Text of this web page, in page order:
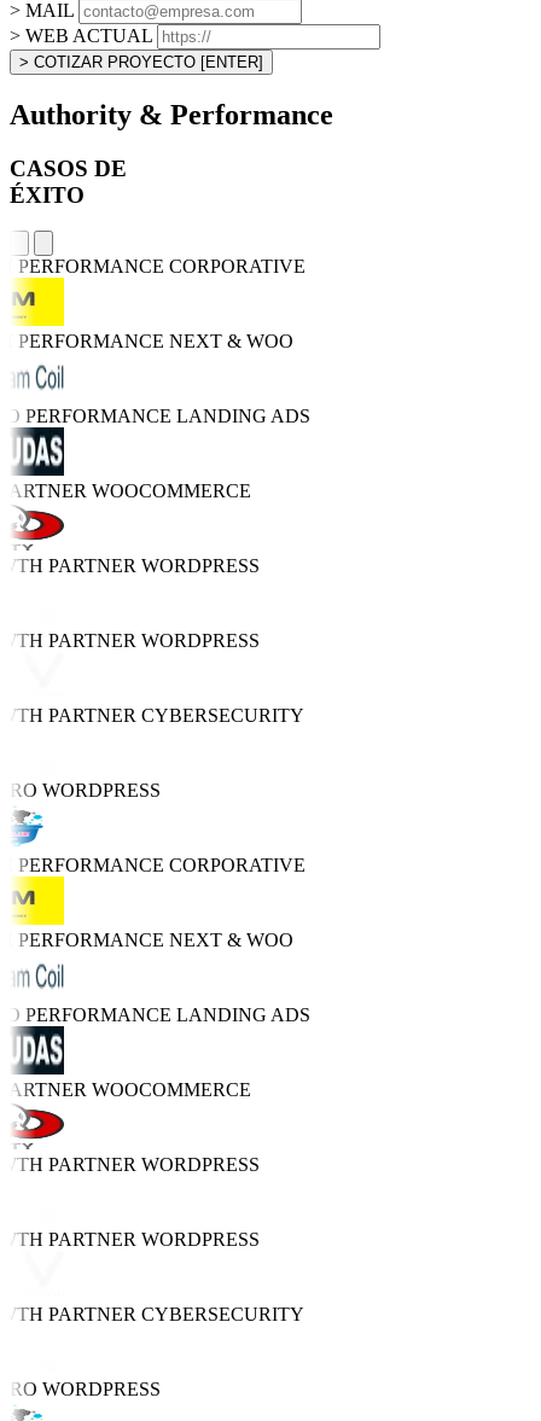
> MAIL
> WEB ACTUAL
> COTIZAR PROYECTO [ENTER]
Authority & Performance
CASOS DE
ÉXITO
PERFORMANCECORPORATIVE
PERFORMANCENEXT & WOO
PERFORMANCELANDING ADS
WOOCOMMERCE
PARTNERWORDPRESS
PARTNERWORDPRESS
PARTNERCYBERSECURITY
WORDPRESS
PERFORMANCECORPORATIVE
PERFORMANCENEXT & WOO
PERFORMANCELANDING ADS
WOOCOMMERCE
PARTNERWORDPRESS
PARTNERWORDPRESS
PARTNERCYBERSECURITY
WORDPRESS